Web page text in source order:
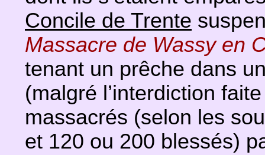
Concile de Trente
Massacre de Wassy en
tenant un prêche dans
(malgré l’interdiction
massacrés (selon les
et 120 ou 200 blessés)